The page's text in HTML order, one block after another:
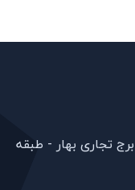
تجاری بهار - طبقه